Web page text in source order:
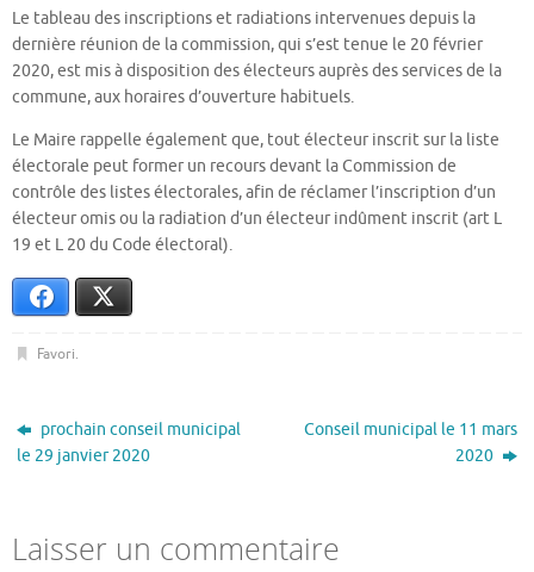
Le tableau des inscriptions et radiations intervenues depuis la
dernière réunion de la commission, qui s’est tenue le 20 février
2020, est mis à disposition des électeurs auprès des services de la
commune, aux horaires d’ouverture habituels.
Le Maire rappelle également que, tout électeur inscrit sur la liste
électorale peut former un recours devant la Commission de
contrôle des listes électorales, afin de réclamer l’inscription d’un
électeur omis ou la radiation d’un électeur indûment inscrit (art L
19 et L 20 du Code électoral).
Facebook
Favori.
prochain conseil municipal
le 29 janvier 2020
Conseil municipal le 11 mars
2020
Laisser un commentaire